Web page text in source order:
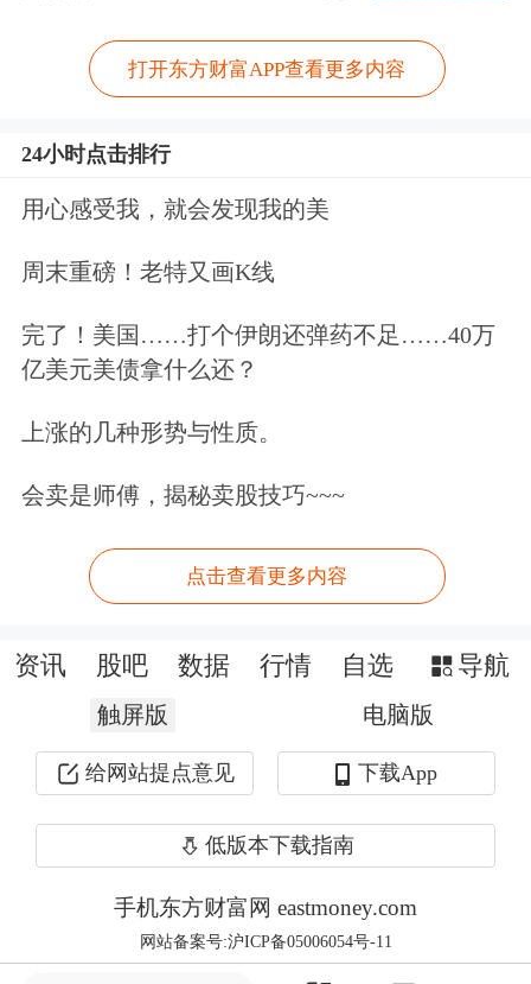
预期走强，彻底扭转了长期物价低迷、
消费端形成全面修复态势，标志着国内
通缩压力得到实质性缓释，经济内生复
苏动力持续释放、供需循环重新走向畅
PPI终结长期下行，工业端景气度全面
修复。国内PPI经历了长达三年的连续
下跌，工业领域原材料价格持续走弱，
业扩产意愿与投资信心偏弱，成为一段
业链上游大宗商品价格长期低位震荡，
中游加工制造企业产品定价承压、营收
增长乏力，下游工业库存周转放缓、订
单扩张不足，整个工业体系陷入价跌、
利薄、需求疲软的负向循环。进入3
月，PPI率先止住连续三年下跌颓势，
实现止跌企稳、边际改善；4月涨幅进
打开东方财富APP查看更多内容
24小时点击排行
用心感受我，就会发现我的美
周末重磅！老特又画K线
完了！美国……打个伊朗还弹药不足……40万
亿美元美债拿什么还？
上涨的几种形势与性质。
会卖是师傅，揭秘卖股技巧~~~
点击查看更多内容
资讯 股吧 数据 行情 自选 导航
触屏版 电脑版
给网站提点意见 下载App
低版本下载指南
手机东方财富网 eastmoney.com
网站备案号:沪ICP备05006054号-11